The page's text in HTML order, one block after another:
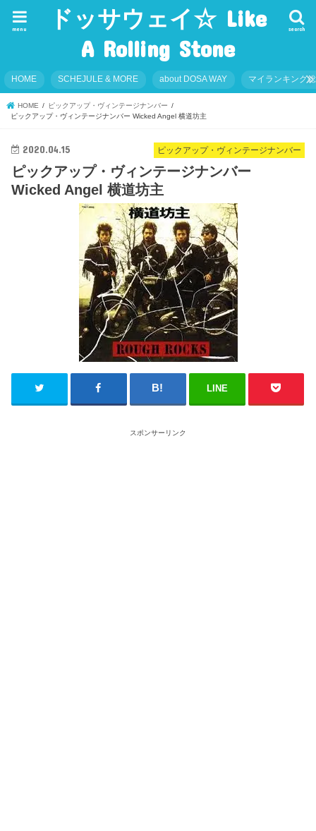
ドッサウェイ☆ Like
A Rolling Stone
search
menu
HOME SCHEJULE & MORE about DOSA WAY マイランキング
HOME
ピックアップ・ヴィンテージナンバー
ピックアップ・ヴィンテージナンバー Wicked Angel 横道坊主
ピックアップ・ヴィンテージナンバー
2020.04.15
ピックアップ・ヴィンテージナンバー
Wicked Angel 横道坊主
LINE
スポンサーリンク